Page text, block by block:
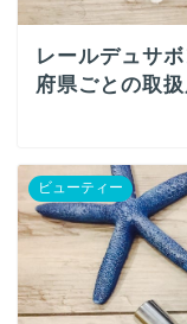
レールデュサ
府県ごとの取
ビューティー